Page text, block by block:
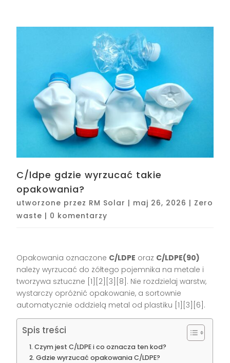
C/ldpe gdzie wyrzucać takie
opakowania?
utworzone przez RM Solar | maj 26, 2026 | Zero
waste | 0 komentarzy
Opakowania oznaczone C/LDPE oraz C/LDPE(90)
należy wyrzucać do żółtego pojemnika na metale i
tworzywa sztuczne [1][2][3][8]. Nie rozdzielaj warstw,
wystarczy opróżnić opakowanie, a sortownie
automatycznie oddzielą metal od plastiku [1][3][6].
Spis treści
Czym jest C/LDPE i co oznacza ten kod?
Gdzie wyrzucać opakowania C/LDPE?